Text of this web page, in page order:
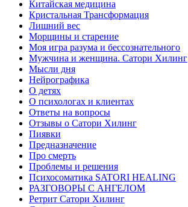
Китайская медицина
Кристальная Трансформация
Лишний вес
Морщины и старение
Моя игра разума и бессознательного
Мужчина и женщина. Сатори Хилинг
Мысли дня
Нейрографика
О детях
О психологах и клиентах
Ответы на вопросы
Отзывы о Сатори Хилинг
Пиявки
Предназначение
Про смерть
Проблемы и решения
Психосоматика SATORI HEALING
РАЗГОВОРЫ С АНГЕЛОМ
Ретрит Сатори Хилинг